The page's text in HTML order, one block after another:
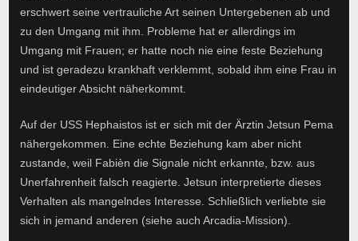
erschwert seine vertrauliche Art seinen Untergebenen ab und
zu den Umgang mit ihm. Probleme hat er allerdings im
Umgang mit Frauen; er hatte noch nie eine feste Beziehung
und ist geradezu krankhaft verklemmt, sobald ihm eine Frau in
eindeutiger Absicht näherkommt.
Auf der USS Hephaistos ist er sich mit der Ärztin Jetsun Pema
nähergekommen. Eine echte Beziehung kam aber nicht
zustande, weil Fabièn die Signale nicht erkannte, bzw. aus
Unerfahrenheit falsch reagierte. Jetsun interpretierte dieses
Verhalten als mangelndes Interesse. Schließlich verliebte sie
sich in jemand anderen (siehe auch Arcadia-Mission).